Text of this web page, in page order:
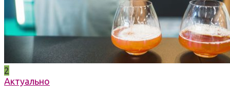
2
Актуально